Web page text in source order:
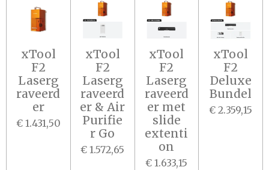
xTool
F2
Laserg
raveerd
er
€ 1.431,50
xTool
F2
Laserg
raveerd
er & Air
Purifie
r Go
€ 1.572,65
xTool
F2
Laserg
raveerd
er met
slide
extenti
on
€ 1.633,15
xTool
F2
Deluxe
Bundel
€ 2.359,15